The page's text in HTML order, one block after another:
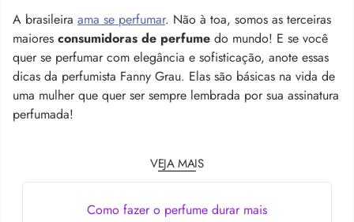
A brasileira ama se perfumar. Não à toa, somos as terceiras
maiores consumidoras de perfume do mundo! E se você
quer se perfumar com elegância e sofisticação, anote essas
dicas da perfumista Fanny Grau. Elas são básicas na vida de
uma mulher que quer ser sempre lembrada por sua assinatura
perfumada!
VEJA MAIS
Como fazer o perfume durar mais